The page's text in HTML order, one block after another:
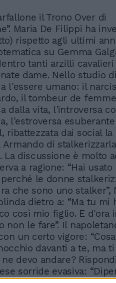
il Trono Over di
Maria De Filippi ha
rispetto agli ultimi
su Gemma
tanti arzilli cavalieri
dame. Nello studio
l'essere umano: il
il tombeur de
dalla vita, l'introversa
l'estroversa
ribattezzata dai social la
Armando di
discussione è molto
a ragione: “Hai usato
le donne
che sono uno stalker”,
dietro a: “Ma tu mi
così mio figlio. E d'ora
non le fare”. Il
un certo vigore:
davanti a te, ma ti
devo andare?
sorride evasiva: